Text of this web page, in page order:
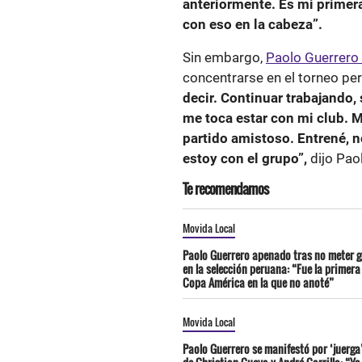
anteriormente. Es mi
con eso en la cabeza”.
Sin embargo, Paolo Guerrero
concentrarse en el torneo
decir. Continuar trabajando,
me toca estar con mi club.
partido amistoso. Entrené,
estoy con el grupo”, dijo
Te recomendamos
Movida Local
Paolo Guerrero apenado tras no meter
en la selección peruana: “Fue la primera
Copa América en la que no anoté”
Movida Local
Paolo Guerrero se manifestó por